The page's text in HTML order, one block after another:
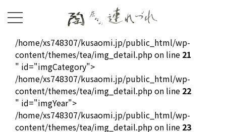
/home/xs748307/kusaomi.jp/public_html/wp-
content/themes/tea/img_detail.php on line 21
" id="imgCategory">
/home/xs748307/kusaomi.jp/public_html/wp-
content/themes/tea/img_detail.php on line 22
" id="imgYear">
/home/xs748307/kusaomi.jp/public_html/wp-
content/themes/tea/img_detail.php on line 23